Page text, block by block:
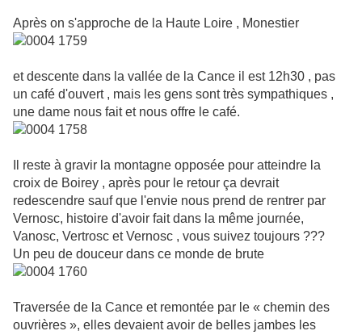
Après on s'approche de la Haute Loire , Monestier
et descente dans la vallée de la Cance il est 12h30 , pas
un café d'ouvert , mais les gens sont très sympathiques ,
une dame nous fait et nous offre le café.
Il reste à gravir la montagne opposée pour atteindre la
croix de Boirey , après pour le retour ça devrait
redescendre sauf que l'envie nous prend de rentrer par
Vernosc, histoire d'avoir fait dans la même journée,
Vanosc, Vertrosc et Vernosc , vous suivez toujours ???
Un peu de douceur dans ce monde de brute
Traversée de la Cance et remontée par le « chemin des
ouvrières », elles devaient avoir de belles jambes les